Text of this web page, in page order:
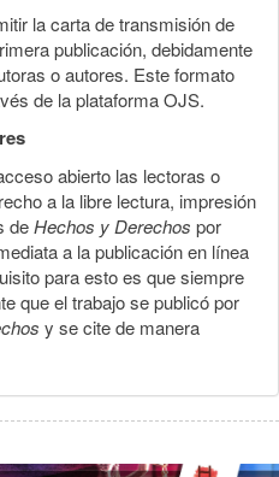
la carta de transmisión de
publicación, debidamente
o autores. Este formato
de la plataforma OJS.
abierto las lectoras o
a la libre lectura, impresión
deHechos y Derechos por
a la publicación en línea
para esto es que siempre
que el trabajo se publicó por
y se cite de manera